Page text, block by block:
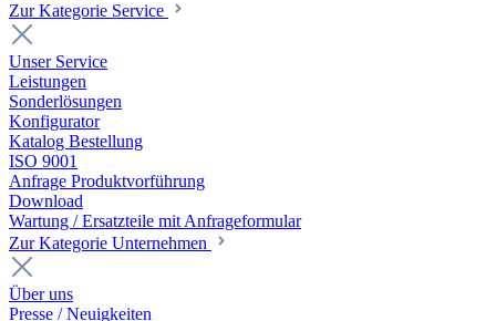
Zur Kategorie Service
Unser Service
Leistungen
Sonderlösungen
Konfigurator
Katalog Bestellung
ISO 9001
Anfrage Produktvorführung
Download
Wartung / Ersatzteile mit Anfrageformular
Zur Kategorie Unternehmen
Über uns
Presse / Neuigkeiten